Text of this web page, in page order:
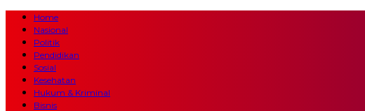
Home
Nasional
Politik
Pendidikan
Sosial
Kesehatan
Hukum & Kriminal
Bisnis